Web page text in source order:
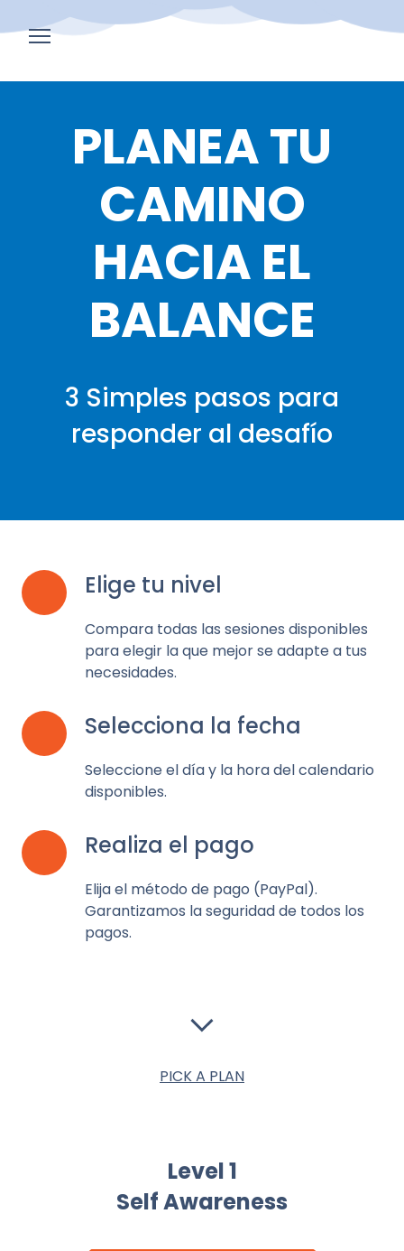
EventsPLANEA TU
CAMINO
HACIA EL
BALANCE
3 Simples pasos para
responder al desafío
Elige tu nivel
Compara todas las sesiones disponibles
para elegir la que mejor se adapte a tus
necesidades.
Selecciona la fecha
Seleccione el día y la hora del calendario
disponibles.
Realiza el pago
Elija el método de pago (PayPal).
Garantizamos la seguridad de todos los
pagos.
PICK A PLAN
Level 1
Self Awareness